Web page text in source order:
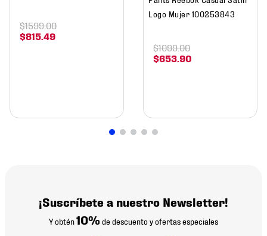
$815.49
$1599.00
Logo Mujer 100253843
$653.90
$1099.00
¡Suscríbete a nuestro Newsletter!
Y obtén10% de descuento y ofertas especiales